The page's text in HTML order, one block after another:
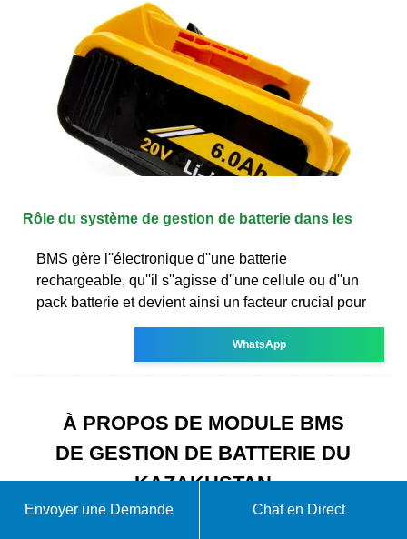
Rôle du système de gestion de batterie dans les
BMS gère l''électronique d''une batterie
rechargeable, qu''il s''agisse d''une cellule ou d''un
pack batterie et devient ainsi un facteur crucial pour
WhatsApp
À PROPOS DE MODULE BMS
DE GESTION DE BATTERIE DU
KAZAKHSTAN
Envoyer une Demande Chat en Direct